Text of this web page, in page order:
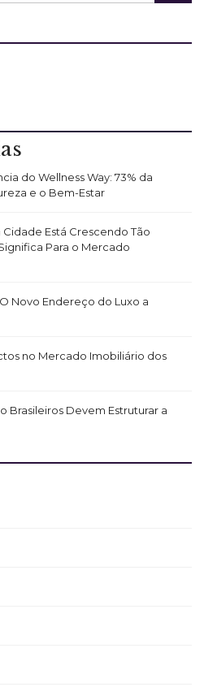
do Wellness Way: 73% da
e o Bem-Estar
Está Crescendo Tão
Para o Mercado
Novo Endereço do Luxo a
no Mercado Imobiliário dos
Brasileiros Devem Estruturar a